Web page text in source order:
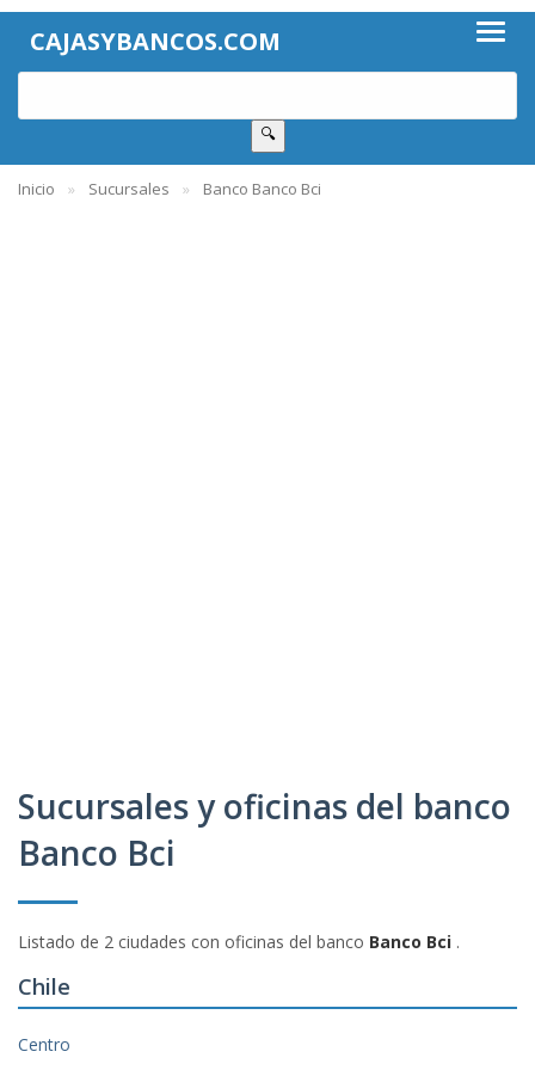
CAJASYBANCOS.COM
🔍
Inicio Sucursales Banco Banco Bci
Sucursales y oficinas del banco
Banco Bci
Listado de 2 ciudades con oficinas del banco Banco Bci .
Chile
Centro